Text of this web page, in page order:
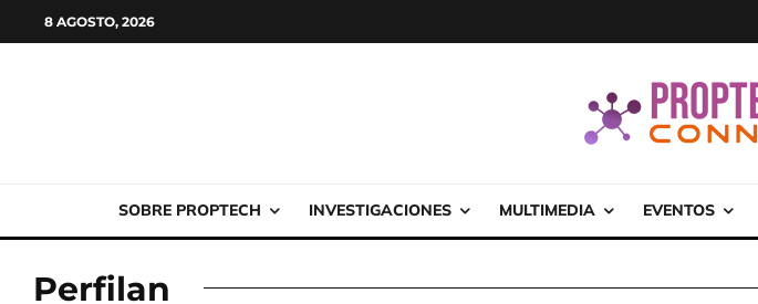
8 AGOSTO, 2026
SOBRE PROPTECH INVESTIGACIONES MULTIMEDIA EVENTOS
Perfilan